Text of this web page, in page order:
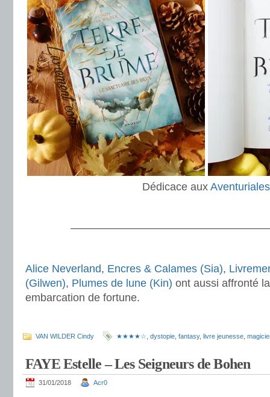
Dédicace aux Aventuriales
Alice Neverland, Encres & Calames (Sia),
(Gilwen), Plumes de lune (Kin) ont aussi affronté
embarcation de fortune.
VAN WILDER Cindy ★★★★☆ dystopie fantasy, livre jeunesse
FAYE Estelle – Les Seigneurs de Bohen
31/01/2018 Acr0